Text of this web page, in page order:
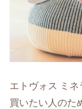
エトヴォス ミ
買いたい人のた